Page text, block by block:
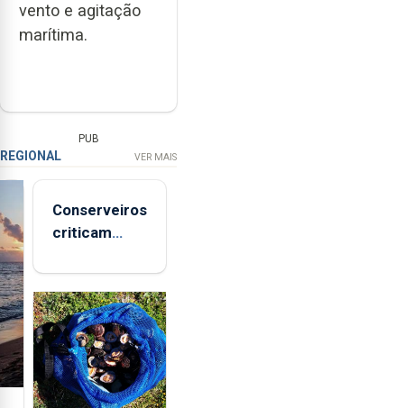
vento e agitação
marítima.
PUB
REGIONAL VER MAIS
Conserveiros
criticam
brancas com
selo Marca
Açores